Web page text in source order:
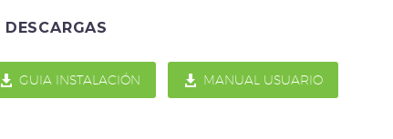
DESCARGAS
 GUIA INSTALACIÓN  MANUAL USUARIO